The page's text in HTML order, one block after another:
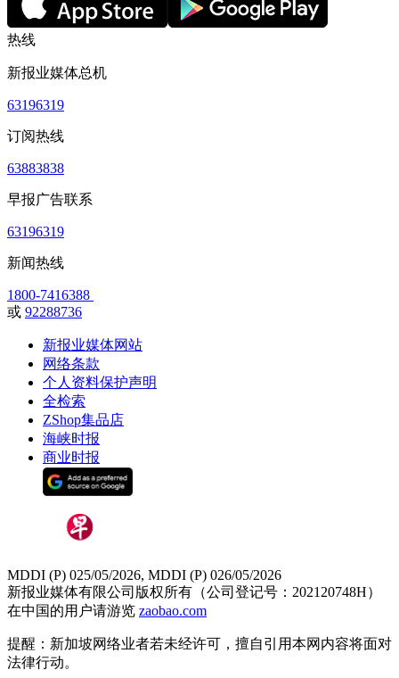
热线
新报业媒体总机
63196319
订阅热线
63883838
早报广告联系
63196319
新闻热线
1800-7416388
或 92288736
新报业媒体网站
网络条款
个人资料保护声明
全检索
ZShop集品店
海峡时报
商业时报
MDDI (P) 025/05/2026, MDDI (P) 026/05/2026
新报业媒体有限公司版权所有（公司登记号：202120748H）
在中国的用户请游览 zaobao.com
提醒：新加坡网络业者若未经许可，擅自引用本网内容将面对
法律行动。